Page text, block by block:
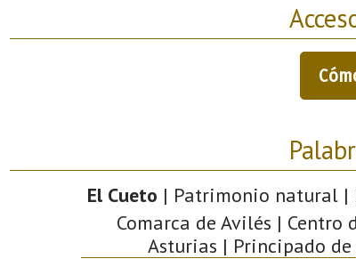
El Cueto | Patrimonio natural |
Comarca de Avilés | Centro
Asturias | Principado